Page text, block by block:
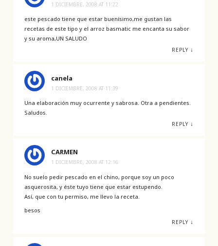
1 DICIEMBRE, 2008 AT 11:22
este pescado tiene que estar buenísimo,me gustan las
recetas de este tipo y el arroz basmatic me encanta su sabor
y su aroma,UN SALUDO
REPLY ↓
canela
1 DICIEMBRE, 2008 AT 11:39
Una elaboración muy ocurrente y sabrosa. Otra a pendientes.
Saludos.
REPLY ↓
CARMEN
1 DICIEMBRE, 2008 AT 12:16
No suelo pedir pescado en el chino, porque soy un poco
asquerosita, y éste tuyo tiene que estar estupendo.
Así, que con tu permiso, me llevo la receta.
besos
REPLY ↓